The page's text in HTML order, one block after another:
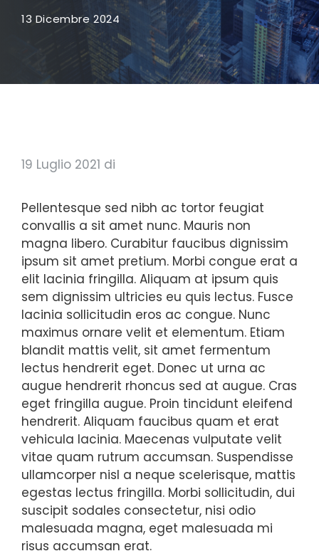
13 Dicembre 2024
19 Luglio 2021 di
Pellentesque sed nibh ac tortor feugiat
convallis a sit amet nunc. Mauris non
magna libero. Curabitur faucibus dignissim
ipsum sit amet pretium. Morbi congue erat a
elit lacinia fringilla. Aliquam at ipsum quis
sem dignissim ultricies eu quis lectus. Fusce
lacinia sollicitudin eros ac congue. Nunc
maximus ornare velit et elementum. Etiam
blandit mattis velit, sit amet fermentum
lectus hendrerit eget. Donec ut urna ac
augue hendrerit rhoncus sed at augue. Cras
eget fringilla augue. Proin tincidunt eleifend
hendrerit. Aliquam faucibus quam et erat
vehicula lacinia. Maecenas vulputate velit
vitae quam rutrum accumsan. Suspendisse
ullamcorper nisl a neque scelerisque, mattis
egestas lectus fringilla. Morbi sollicitudin, dui
suscipit sodales consectetur, nisi odio
malesuada magna, eget malesuada mi
risus accumsan erat.